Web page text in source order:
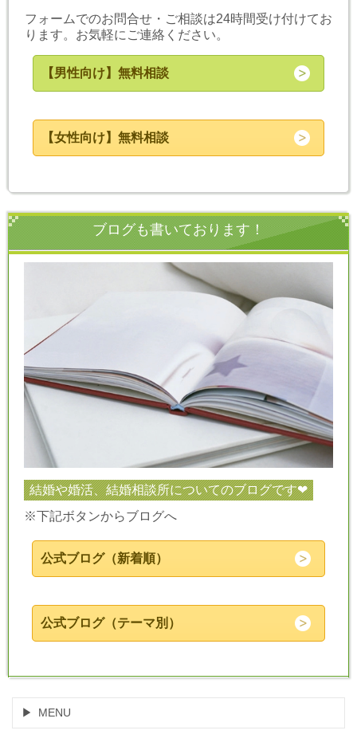
フォームでのお問合せ・ご相談は24時間受け付けてお
ります。お気軽にご連絡ください。
【男性向け】無料相談
【女性向け】無料相談
ブログも書いております！
結婚や婚活、結婚相談所についてのブログです❤
※下記ボタンからブログへ
公式ブログ（新着順）
公式ブログ（テーマ別）
MENU